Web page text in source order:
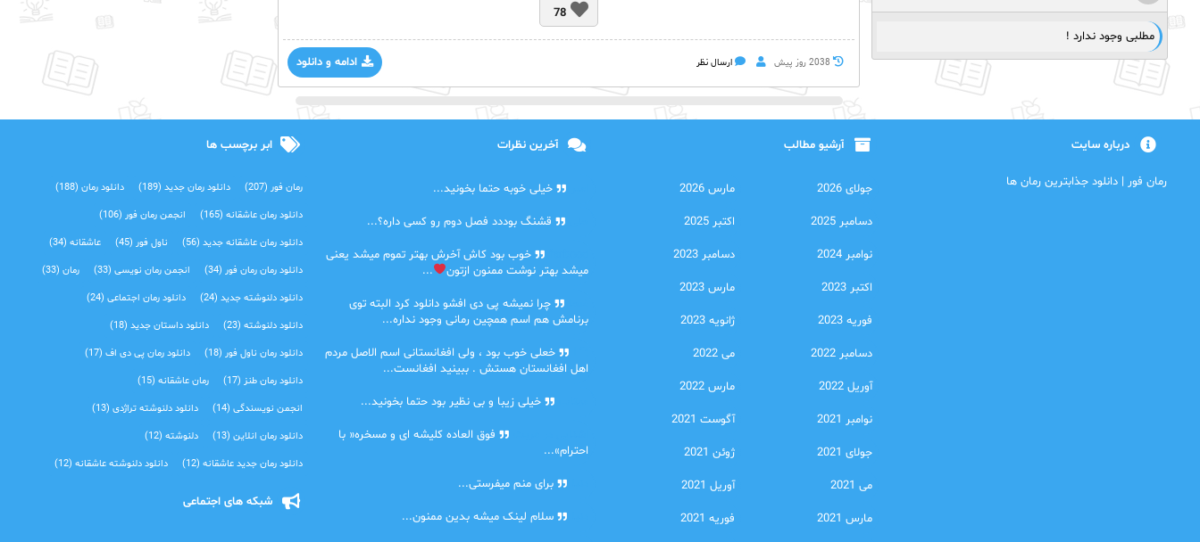
78
ادامه و دانلود 2038 روز پيش ارسال نظر
مطلبی وجود ندارد !
درباره سایت
رمان فور | دانلود جذابترین رمان ها
آرشیو مطالب
جولای 2026 مارس 2026
دسامبر 2025 اکتبر 2025
نوامبر 2024 دسامبر 2023
اکتبر 2023 مارس 2023
فوریه 2023 ژانویه 2023
دسامبر 2022 می 2022
آوریل 2022 مارس 2022
نوامبر 2021 آگوست 2021
جولای 2021 ژوئن 2021
می 2021 آوریل 2021
مارس 2021 فوریه 2021
آخرین نظرات
خیلی خوبه حتما بخونید...
قشنگ بوددد فصل دوم رو کسی داره؟...
خوب بود کاش آخرش بهتر تموم میشد یعنی
میشد بهتر نوشت ممنون ازتون
...
چرا نمیشه پی دی افشو دانلود کرد البته توی
برنامش هم اسم همچین رمانی وجود نداره...
خعلی خوب بود ، ولی افغانستانی اسم الاصل مردم
اهل افغانستان هستش . ببینید افغانست...
خیلی زیبا و بی نظیر بود حتما بخونید...
فوق العاده کلیشه ای و مسخره« با
احترام»...
برای منم میفرستی...
سلام لینک میشه بدین ممنون...
ابر برچسب ها
رمان فور (207) دانلود رمان جدید (189) دانلود رمان (188)
دانلود رمان عاشقانه (165) انجمن رمان فور (106)
دانلود رمان عاشقانه جدید (56) ناول فور (45) عاشقانه (34)
دانلود رمان رمان فور (34) انجمن رمان نویسی (33) رمان (33)
دانلود دلنوشته جدید (24) دانلود رمان اجتماعی‌ (24)
دانلود دلنوشته (23) دانلود داستان جدید (18)
دانلود رمان ناول فور (18) دانلود رمان پی دی اف (17)
دانلود رمان طنز (17) رمان عاشقانه (15)
انجمن نویسندگی (14) دانلود دلنوشته تراژدی‌ (13)
دانلود رمان انلاین (13) دلنوشته (12)
دانلود رمان جدید عاشقانه (12) دانلود دلنوشته عاشقانه (12)
شبکه های اجتماعی